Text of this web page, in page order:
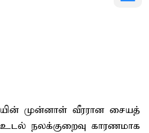
முன்னாள் வீரரான சையத்
நலக்குறைவு காரணமாக